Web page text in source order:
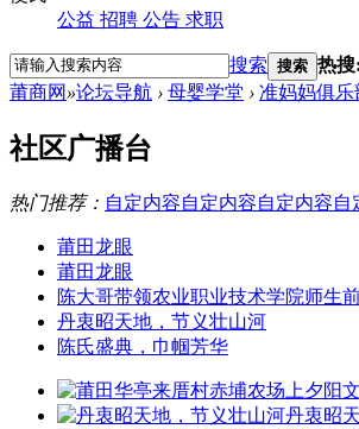
公益 招聘 公告 求职
搜索 搜索 热搜:
莆商网 »论坛导航 › 母婴学堂 › 准妈妈俱乐
社区广播台
热门推荐： 自定内容自定内容自定内容自
莆田龙眼
莆田龙眼
陈大哥带领农业职业技术学院师生
丹衷昭天地，节义壮山河
陈氏盛典，巾帼芳华
丹衷昭